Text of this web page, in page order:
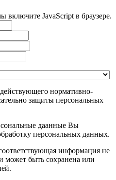
включите JavaScript в браузере.
нормативно-
защиты персональных
даанные Вы
персональных данных.
информация не
может быть сохранена или